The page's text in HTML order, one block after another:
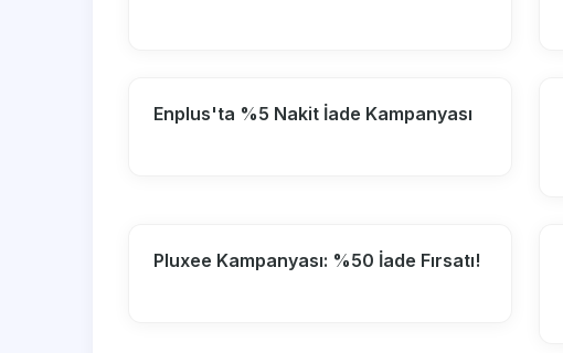
Enplus'ta %5 Nakit İade Kampanyası
Pluxee Kampanyası: %50 İade Fırsatı!